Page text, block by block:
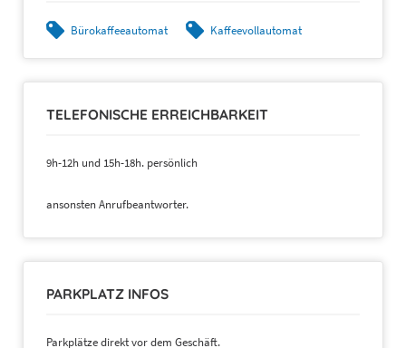
Bürokaffeeautomat Kaffeevollautomat
TELEFONISCHE ERREICHBARKEIT
9h-12h und 15h-18h. persönlich
ansonsten Anrufbeantworter.
PARKPLATZ INFOS
Parkplätze direkt vor dem Geschäft.